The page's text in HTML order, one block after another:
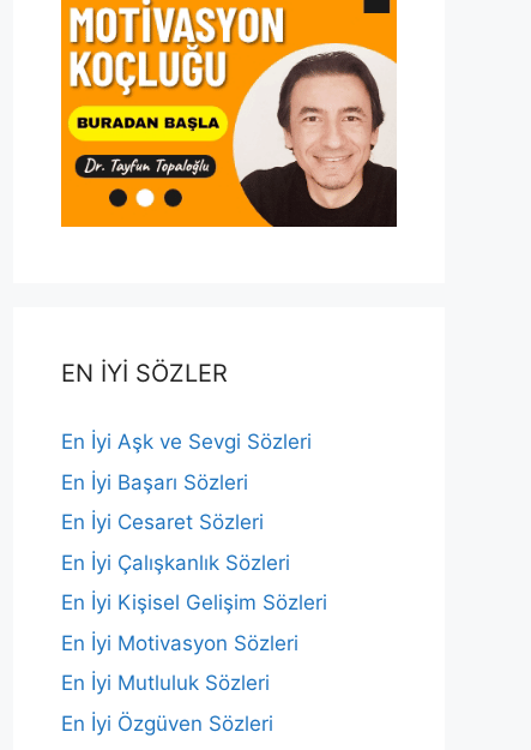
EN İYİ SÖZLER
En İyi Aşk ve Sevgi Sözleri
En İyi Başarı Sözleri
En İyi Cesaret Sözleri
En İyi Çalışkanlık Sözleri
En İyi Kişisel Gelişim Sözleri
En İyi Motivasyon Sözleri
En İyi Mutluluk Sözleri
En İyi Özgüven Sözleri